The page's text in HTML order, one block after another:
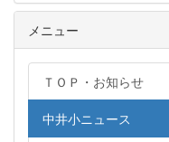
メニュー
ＴＯＰ・お知らせ
中井小ニュース